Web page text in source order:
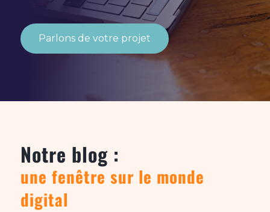
Parlons de votre projet
Notre blog :
une fenêtre sur le monde
digital